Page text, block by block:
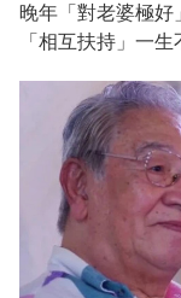
晚年「對老婆極
「相互扶持」一